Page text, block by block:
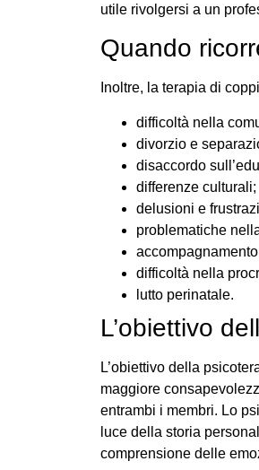
utile rivolgersi a un
Quando
Inoltre, la terapia di
difficoltà nella
divorzio e
disaccordo
differenze culturali;
delusioni e
problematiche
difficoltà nella
lutto perinatale.
L’obiettivo
L’obiettivo della
maggiore
entrambi i membri. Lo
luce della storia
comprensione delle